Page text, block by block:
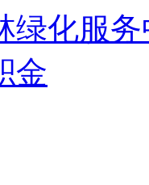
绿化服
金